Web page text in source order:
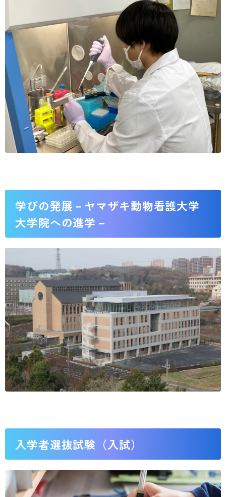
学びの発展－ヤマザキ動物看護大学
大学院への進学－
入学者選抜試験（入試）